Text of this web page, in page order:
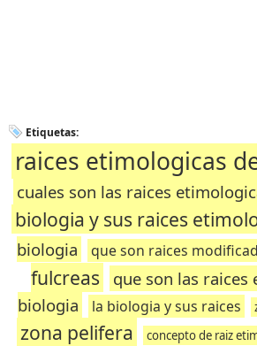
Etiquetas:
raices etimologicas
cuales son las raices
biologia y sus raices
biologia
que son raices
fulcreas
que son las
biologia
la biologia y sus raices
zona pelifera
concepto de raiz